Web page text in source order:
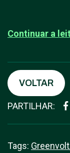
Continuar a
VOLTAR
PARTILHAR:
Tags: Greenvolt